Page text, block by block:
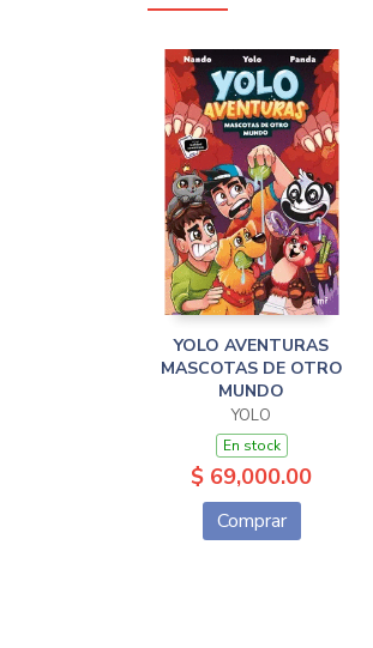
YOLO AVENTURAS
MASCOTAS DE OTRO
MUNDO
YOLO
En stock
$ 69,000.00
Comprar